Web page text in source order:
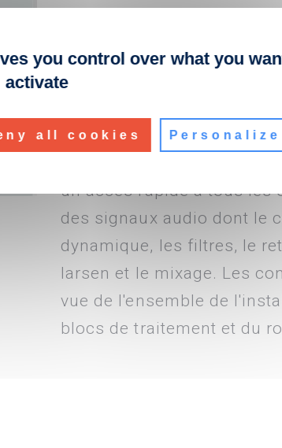
doté d'outils puissants et
niveau, la dynamique, les
l'intensité et l'anti-larsen.
Logiciel DSP
L'alimentation du ProDSP
logiciel DSP Configurator.
un accès rapide à tous les
des signaux audio dont le
dynamique, les filtres, le
larsen et le mixage. Les
vue de l'ensemble de
blocs de traitement et du
you control over what you
activate
all cookies Personalize